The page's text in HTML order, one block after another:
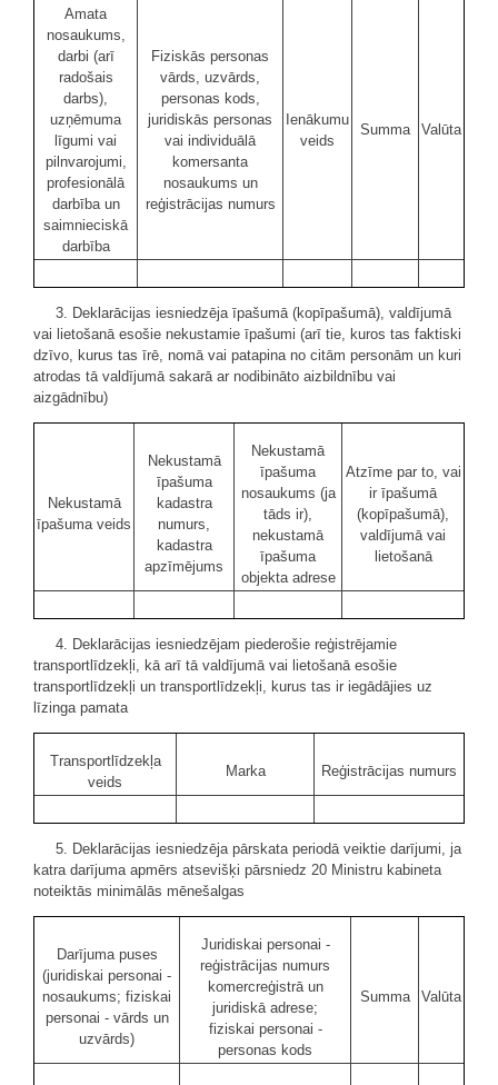
Amata
nosaukums,
darbi (arī
radošais
darbs),
uzņēmuma
līgumi vai
pilnvarojumi,
profesionālā
darbība un
saimnieciskā
darbība
Fiziskās personas
vārds, uzvārds,
personas kods,
juridiskās personas
vai individuālā
komersanta
nosaukums un
reģistrācijas numurs
Ienākumu
veids
Summa Valūta
3. Deklarācijas iesniedzēja īpašumā (kopīpašumā), valdījumā
vai lietošanā esošie nekustamie īpašumi (arī tie, kuros tas faktiski
dzīvo, kurus tas īrē, nomā vai patapina no citām personām un kuri
atrodas tā valdījumā sakarā ar nodibināto aizbildnību vai
aizgādnību)
Nekustamā
īpašuma veids
Nekustamā
īpašuma
kadastra
numurs,
kadastra
apzīmējums
Nekustamā
īpašuma
nosaukums (ja
tāds ir),
nekustamā
īpašuma
objekta adrese
Atzīme par to, vai
ir īpašumā
(kopīpašumā),
valdījumā vai
lietošanā
4. Deklarācijas iesniedzējam piederošie reģistrējamie
transportlīdzekļi, kā arī tā valdījumā vai lietošanā esošie
transportlīdzekļi un transportlīdzekļi, kurus tas ir iegādājies uz
līzinga pamata
Transportlīdzekļa
veids
Marka Reģistrācijas numurs
5. Deklarācijas iesniedzēja pārskata periodā veiktie darījumi, ja
katra darījuma apmērs atsevišķi pārsniedz 20 Ministru kabineta
noteiktās minimālās mēnešalgas
Darījuma puses
(juridiskai personai -
nosaukums; fiziskai
personai - vārds un
uzvārds)
Juridiskai personai -
reģistrācijas numurs
komercreģistrā un
juridiskā adrese;
fiziskai personai -
personas kods
Summa Valūta